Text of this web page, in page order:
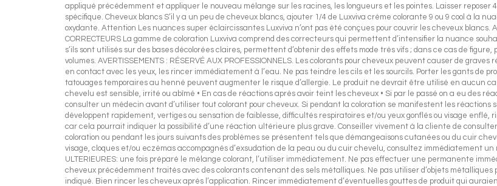
appliqué précédemment et appliquer le nouveau mélange sur les racines, les longueurs et les pointes. Laisser reposer
spécifique. Cheveux blancs S’il y a un peu de cheveux blancs, ajouter 1/4 de Luxviva crème colorante 9 ou 9 cool à la
oxydante. Attention Les nuances super éclaircissantes Luxviva n’ont pas été conçues pour couvrir les cheveux
CORRECTEURS La gamme de coloration Luxviva comprend des correcteurs qui permettent d’intensifier la nuance
s’ils sont utilisés sur des bases décolorées claires, permettent d’obtenir des effets mode très vifs ; dans ce cas de
volumes. AVERTISSEMENTS : RÉSERVÉ AUX PROFESSIONNELS. Les colorants pour cheveux peuvent causer de
en contact avec les yeux, les rincer immédiatement à l’eau. Ne pas teindre les cils et les sourcils. Porter les gants de
tatouages temporaires au henné peuvent augmenter le risque d’allergie. Le produit ne devrait être utilisé en aucun
chevelu est sensible, irrité ou abîmé • En cas de réactions après avoir teint les cheveux • Si par le passé on a eu des
consulter un médecin avant d’utiliser tout colorant pour cheveux. Si pendant la coloration se manifestent les
développent rapidement, vertiges ou sensation de faiblesse, difficultés respiratoires et/ou yeux gonflés ou visage
car cela pourrait indiquer la possibilité d’une réaction ultérieure plus grave. Conseiller vivement à la cliente de
coloration ou pendant les jours suivants des problèmes se présentent tels que démangeaisons cutanées ou du cuir
visage, cloques et/ou eczémas accompagnés d’exsudation de la peau ou du cuir chevelu, consultez immédiatement un
ULTERIEURES: une fois préparé le mélange colorant, l’utiliser immédiatement. Ne pas effectuer une permanente
cheveux précédemment traités avec des colorants contenant des sels métalliques. Ne pas utiliser d’objets métalliques
indiqué. Bien rincer les cheveux après l’application. Rincer immédiatement d’éventuelles gouttes de produit qui